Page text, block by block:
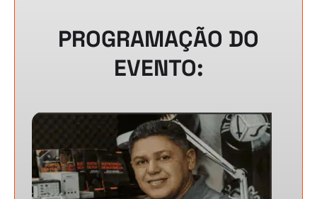
PROGRAMAÇÃO DO
EVENTO: